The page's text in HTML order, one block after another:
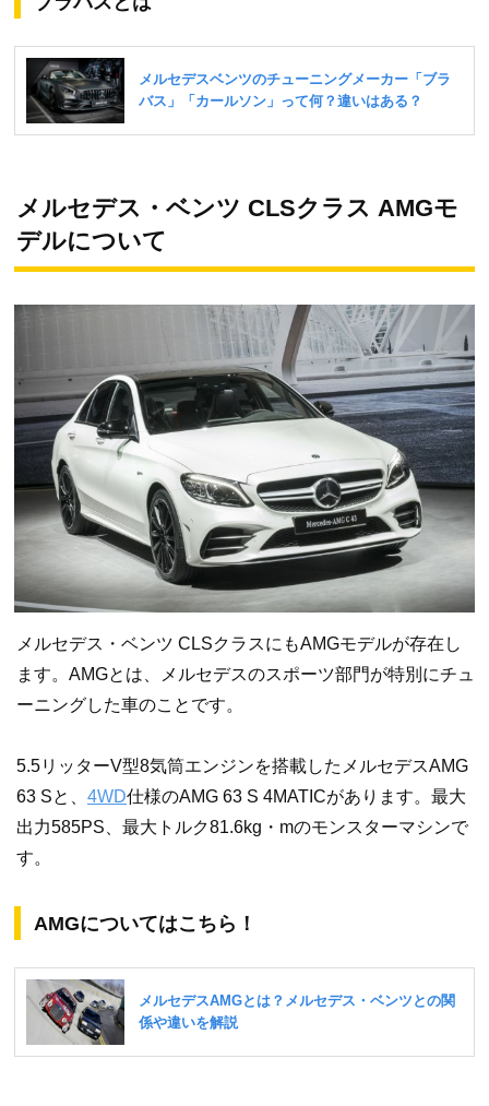
メルセデス・ベンツ CLSクラス AMGモ
デルについて
メルセデス・ベンツ CLSクラスにもAMGモデルが存在し
ます。AMGとは、メルセデスのスポーツ部門が特別にチュ
ーニングした車のことです。
5.5リッターV型8気筒エンジンを搭載したメルセデスAMG
63 Sと、 4WD仕様のAMG 63 S 4MATICがあります。最大
出力585PS、最大トルク81.6kg・mのモンスターマシンで
す。
AMGについてはこちら！